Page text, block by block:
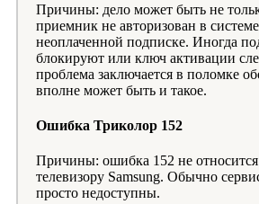
Причины: дело может быть не
приемник не авторизован в
неоплаченной подписке. Иногда
блокируют или ключ активации
проблема заключается в поломке
вполне может быть и такое.
Ошибка Триколор 152
Причины: ошибка 152 не
телевизору Samsung. Обычно
просто недоступны.